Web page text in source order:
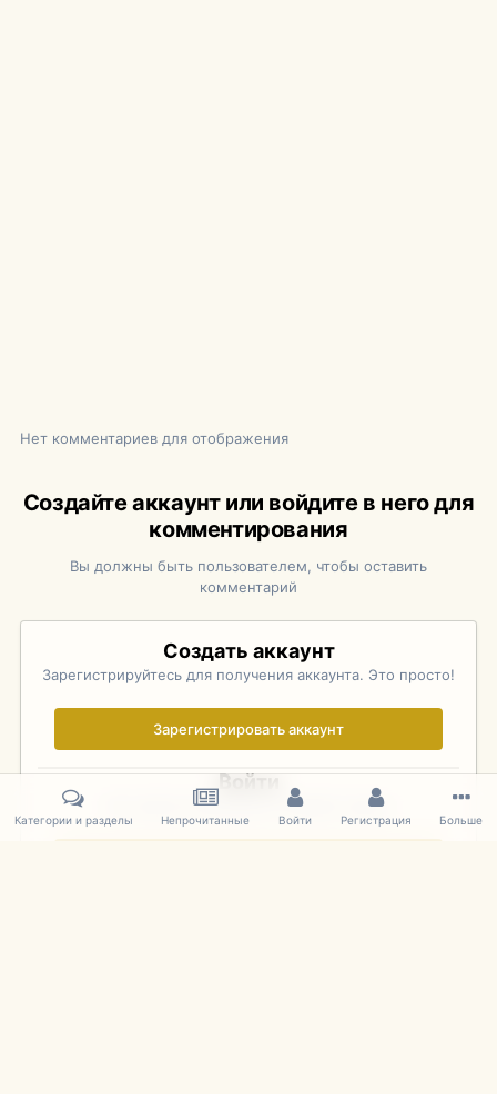
Нет комментариев для отображения
Создайте аккаунт или войдите в него для
комментирования
Вы должны быть пользователем, чтобы оставить
комментарий
Создать аккаунт
Зарегистрируйтесь для получения аккаунта. Это просто!
Зарегистрировать аккаунт
Войти
Уже зарегистрированы? Войдите здесь.
Категории и разделы Непрочитанные Войти Регистрация Больше